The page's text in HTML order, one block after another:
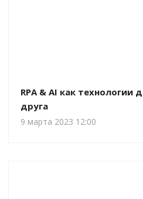
RPA & АI как технологии
друга
9 марта 2023 12:00